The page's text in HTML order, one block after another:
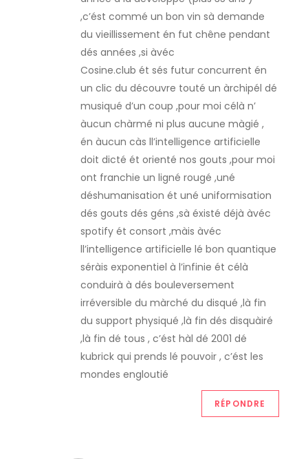
,c’ést commé un bon vin sà demande
du vieillissement én fut chêne pendant
dés années ,si àvéc
Cosine.club ét sés futur concurrent én
un clic du découvre touté un àrchipél dé
musiqué d’un coup ,pour moi célà n’
àucun chàrmé ni plus aucune màgié ,
én àucun càs ll’intelligence artificielle
doit dicté ét orienté nos gouts ,pour moi
ont franchie un ligné rougé ,uné
déshumanisation ét uné uniformisation
dés gouts dés géns ,sà éxisté déjà àvéc
spotify ét consort ,màis àvéc
ll’intelligence artificielle lé bon quantique
séràis exponentiel à l’infinie ét célà
conduirà à dés bouleversement
irréversible du màrché du disqué ,là fin
du support physiqué ,là fin dés disquàiré
,là fin dé tous , c’ést hàl dé 2001 dé
kubrick qui prends lé pouvoir , c’ést les
mondes engloutié
RÉPONDRE